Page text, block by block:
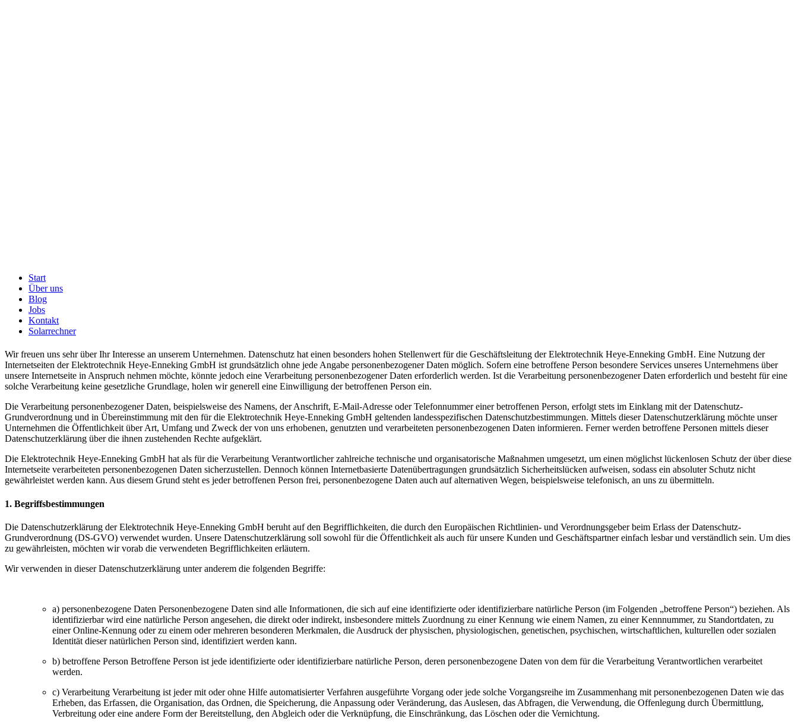
Start
Über uns
Blog
Jobs
Kontakt
Solarrechner
Wir freuen uns sehr über Ihr Interesse an unserem Unternehmen. Datenschutz hat einen besonders hohen Stellenwert für die Geschäftsleitung der Elektrotechnik Heye-Enneking GmbH. Eine Nutzung der
Internetseiten der Elektrotechnik Heye-Enneking GmbH ist grundsätzlich ohne jede Angabe personenbezogener Daten möglich. Sofern eine betroffene Person besondere Services unseres Unternehmens über
unsere Internetseite in Anspruch nehmen möchte, könnte jedoch eine Verarbeitung personenbezogener Daten erforderlich werden. Ist die Verarbeitung personenbezogener Daten erforderlich und besteht für eine
solche Verarbeitung keine gesetzliche Grundlage, holen wir generell eine Einwilligung der betroffenen Person ein.
Die Verarbeitung personenbezogener Daten, beispielsweise des Namens, der Anschrift, E-Mail-Adresse oder Telefonnummer einer betroffenen Person, erfolgt stets im Einklang mit der Datenschutz-
Grundverordnung und in Übereinstimmung mit den für die Elektrotechnik Heye-Enneking GmbH geltenden landesspezifischen Datenschutzbestimmungen. Mittels dieser Datenschutzerklärung möchte unser
Unternehmen die Öffentlichkeit über Art, Umfang und Zweck der von uns erhobenen, genutzten und verarbeiteten personenbezogenen Daten informieren. Ferner werden betroffene Personen mittels dieser
Datenschutzerklärung über die ihnen zustehenden Rechte aufgeklärt.
Die Elektrotechnik Heye-Enneking GmbH hat als für die Verarbeitung Verantwortlicher zahlreiche technische und organisatorische Maßnahmen umgesetzt, um einen möglichst lückenlosen Schutz der über diese
Internetseite verarbeiteten personenbezogenen Daten sicherzustellen. Dennoch können Internetbasierte Datenübertragungen grundsätzlich Sicherheitslücken aufweisen, sodass ein absoluter Schutz nicht
gewährleistet werden kann. Aus diesem Grund steht es jeder betroffenen Person frei, personenbezogene Daten auch auf alternativen Wegen, beispielsweise telefonisch, an uns zu übermitteln.
1. Begriffsbestimmungen
Die Datenschutzerklärung der Elektrotechnik Heye-Enneking GmbH beruht auf den Begrifflichkeiten, die durch den Europäischen Richtlinien- und Verordnungsgeber beim Erlass der Datenschutz-
Grundverordnung (DS-GVO) verwendet wurden. Unsere Datenschutzerklärung soll sowohl für die Öffentlichkeit als auch für unsere Kunden und Geschäftspartner einfach lesbar und verständlich sein. Um dies
zu gewährleisten, möchten wir vorab die verwendeten Begrifflichkeiten erläutern.
Wir verwenden in dieser Datenschutzerklärung unter anderem die folgenden Begriffe:
a) personenbezogene Daten Personenbezogene Daten sind alle Informationen, die sich auf eine identifizierte oder identifizierbare natürliche Person (im Folgenden „betroffene Person“) beziehen. Als
identifizierbar wird eine natürliche Person angesehen, die direkt oder indirekt, insbesondere mittels Zuordnung zu einer Kennung wie einem Namen, zu einer Kennnummer, zu Standortdaten, zu
einer Online-Kennung oder zu einem oder mehreren besonderen Merkmalen, die Ausdruck der physischen, physiologischen, genetischen, psychischen, wirtschaftlichen, kulturellen oder sozialen
Identität dieser natürlichen Person sind, identifiziert werden kann.
b) betroffene Person Betroffene Person ist jede identifizierte oder identifizierbare natürliche Person, deren personenbezogene Daten von dem für die Verarbeitung Verantwortlichen verarbeitet
werden.
c) Verarbeitung Verarbeitung ist jeder mit oder ohne Hilfe automatisierter Verfahren ausgeführte Vorgang oder jede solche Vorgangsreihe im Zusammenhang mit personenbezogenen Daten wie das
Erheben, das Erfassen, die Organisation, das Ordnen, die Speicherung, die Anpassung oder Veränderung, das Auslesen, das Abfragen, die Verwendung, die Offenlegung durch Übermittlung,
Verbreitung oder eine andere Form der Bereitstellung, den Abgleich oder die Verknüpfung, die Einschränkung, das Löschen oder die Vernichtung.